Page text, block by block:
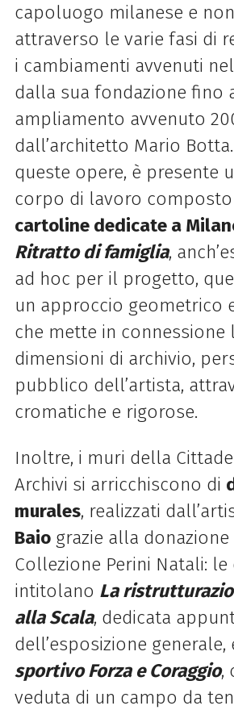
capoluogo milanese e
attraverso le varie fasi di
i cambiamenti avvenuti
dalla sua fondazione fino
ampliamento avvenuto
dall’architetto Mario Botta.
queste opere, è presente
corpo di lavoro
cartoline dedicate a
Ritratto di famiglia,
ad hoc per il progetto,
un approccio geometrico
che mette in connessione
dimensioni di archivio,
pubblico dell’artista,
cromatiche e rigorose.
Inoltre, i muri della
Archivi si arricchiscono di
murales, realizzati
Baiograzie alla donazione
Collezione Perini Natali: le
intitolano La
alla Scala, dedicata
dell’esposizione generale,
sportivo Forza e Coraggio,
veduta di un campo da